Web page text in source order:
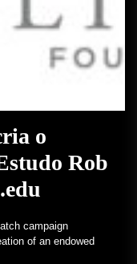
o
Rob
campaign
of an endowed